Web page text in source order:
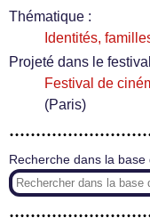
Thématique :
Identités,
Projeté dans le
Festival de
(Paris)
Recherche dans la base